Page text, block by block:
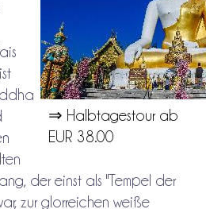
⇒ Halbtagestour ab
EUR 38.00
der einst als "Tempel der
zur glorreichen weiße